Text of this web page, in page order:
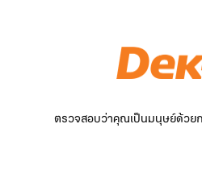
ตรวจสอบว่าคุณเป็นมนุษย์ด้วยก